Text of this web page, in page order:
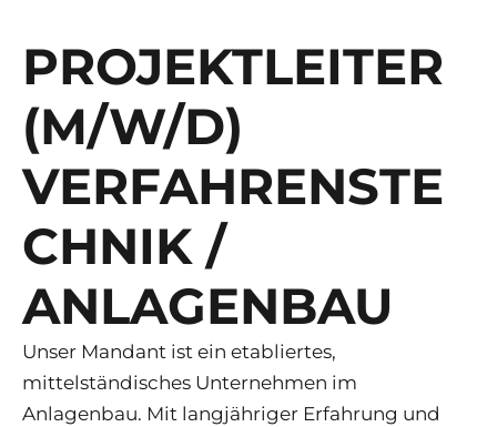
PROJEKTLEITER
(M/W/D)
VERFAHRENSTE
CHNIK /
ANLAGENBAU
Unser Mandant ist ein etabliertes,
mittelständisches Unternehmen im
Anlagenbau. Mit langjähriger Erfahrung und